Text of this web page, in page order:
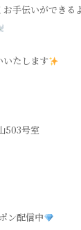
手伝いができる
いたします
503号室
ン配信中